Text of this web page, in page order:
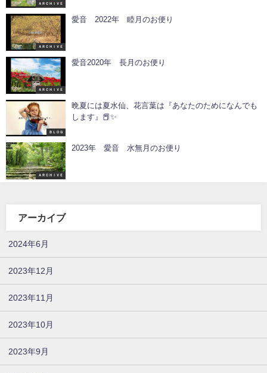
ＡＲＣＨＩＶＥ
ＡＲＣＨＩＶＥ
愛音 2022年 睦月のお便り
ＡＲＣＨＩＶＥ
愛音2020年 長月のお便り
ＢＬＯＧ
晩夏には夏水仙、花言葉は『あなたのためになんでも
します』📕✨
ＡＲＣＨＩＶＥ
2023年 愛音 水無月のお便り
アーカイブ
2024年6月
2023年12月
2023年11月
2023年10月
2023年9月